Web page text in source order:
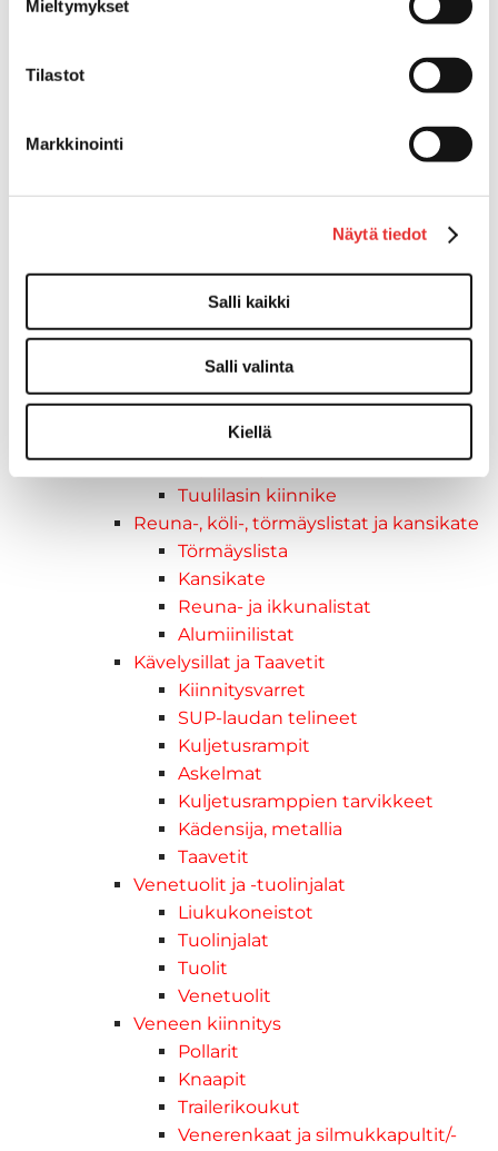
Mieltymykset
Tilastot
Markkinointi
Näytä tiedot
Salli kaikki
Salli valinta
Kiellä
Kansiluukut, ikkunat ja verhot
Keulatikkaat
Köysitikkaat
Kiinnikkeet ja tukijalat
Kävelysillat
Koukkupidike
Pidike "clips", muovia
Tuulilasin kiinnike
Reuna-, köli-, törmäyslistat ja kansikate
Törmäyslista
Kansikate
Reuna- ja ikkunalistat
Alumiinilistat
Kävelysillat ja Taavetit
Kiinnitysvarret
SUP-laudan telineet
Kuljetusrampit
Askelmat
Kuljetusramppien tarvikkeet
Kädensija, metallia
Taavetit
Venetuolit ja -tuolinjalat
Liukukoneistot
Tuolinjalat
Tuolit
Venetuolit
Veneen kiinnitys
Pollarit
Knaapit
Trailerikoukut
Venerenkaat ja silmukkapultit/-